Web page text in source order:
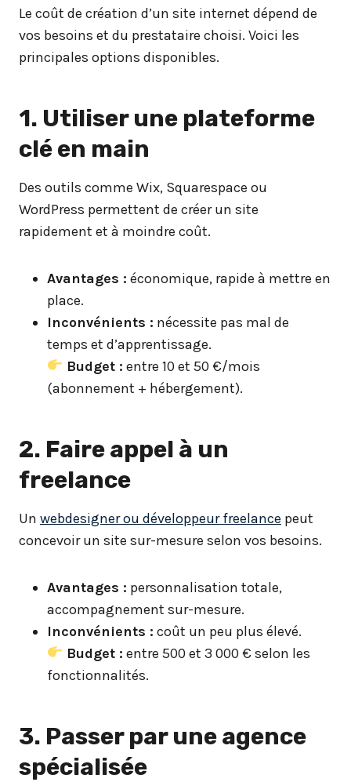
Le coût de création d’un site internet dépend de
vos besoins et du prestataire choisi. Voici les
principales options disponibles.
1. Utiliser une plateforme
clé en main
Des outils comme Wix, Squarespace ou
WordPress permettent de créer un site
rapidement et à moindre coût.
Avantages : économique, rapide à mettre en
place.
Inconvénients : nécessite pas mal de
temps et d’apprentissage.
Budget : entre 10 et 50 €/mois
(abonnement + hébergement).
2. Faire appel à un
freelance
Un webdesigner ou développeur freelance peut
concevoir un site sur-mesure selon vos besoins.
Avantages : personnalisation totale,
accompagnement sur-mesure.
Inconvénients : coût un peu plus élevé.
Budget : entre 500 et 3 000 € selon les
fonctionnalités.
3. Passer par une agence
spécialisée